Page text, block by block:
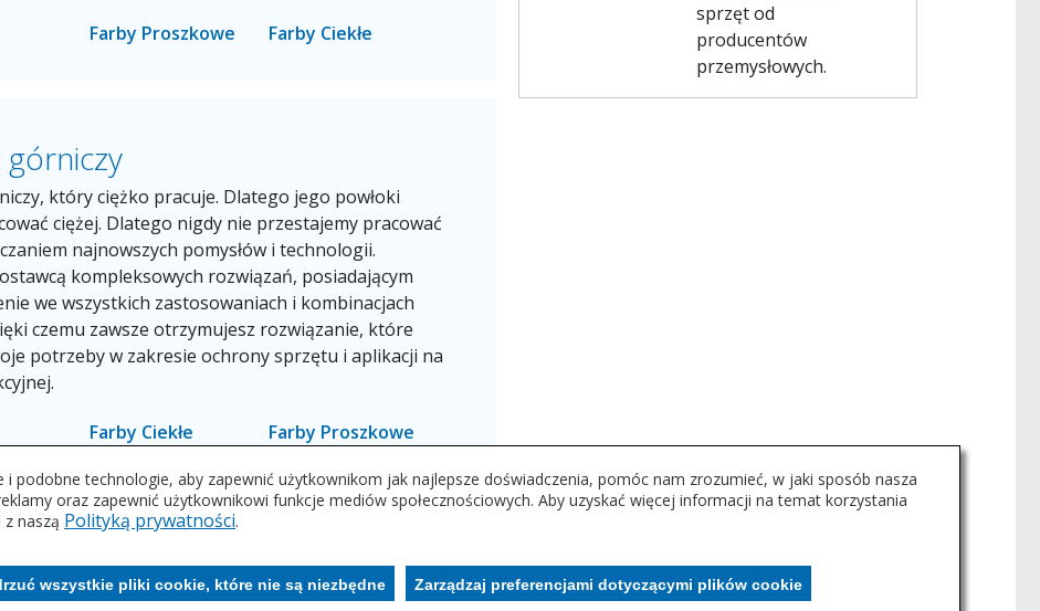
Farby Proszkowe Farby Ciekłe
który ciężko pracuje. Dlatego jego powłoki
ciężej. Dlatego nigdy nie przestajemy pracować
najnowszych pomysłów i technologii.
kompleksowych rozwiązań, posiadającym
we wszystkich zastosowaniach i kombinacjach
czemu zawsze otrzymujesz rozwiązanie, które
potrzeby w zakresie ochrony sprzętu i aplikacji na
Farby Ciekłe Farby Proszkowe
sprzęt od
producentów
przemysłowych.
podobne technologie, aby zapewnić użytkownikom jak najlepsze doświadczenia, pomóc nam zrozumieć, w jaki sposób nasza
oraz zapewnić użytkownikowi funkcje mediów społecznościowych. Aby uzyskać więcej informacji na temat korzystania
naszą Polityką prywatności.
wszystkie pliki cookie, które nie są niezbędne Zarządzaj preferencjami dotyczącymi plików cookie